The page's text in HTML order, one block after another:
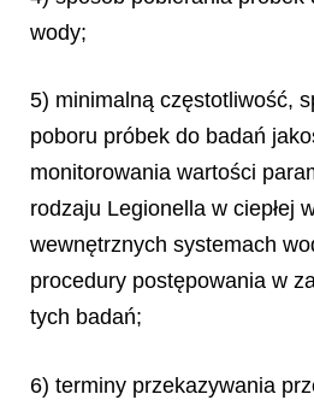
wody;
5) minimalną częstotliwość,
poboru próbek do badań
monitorowania wartości
rodzaju Legionella w ciepłej
wewnętrznych systemach
procedury postępowania w
tych badań;
6) terminy przekazywania